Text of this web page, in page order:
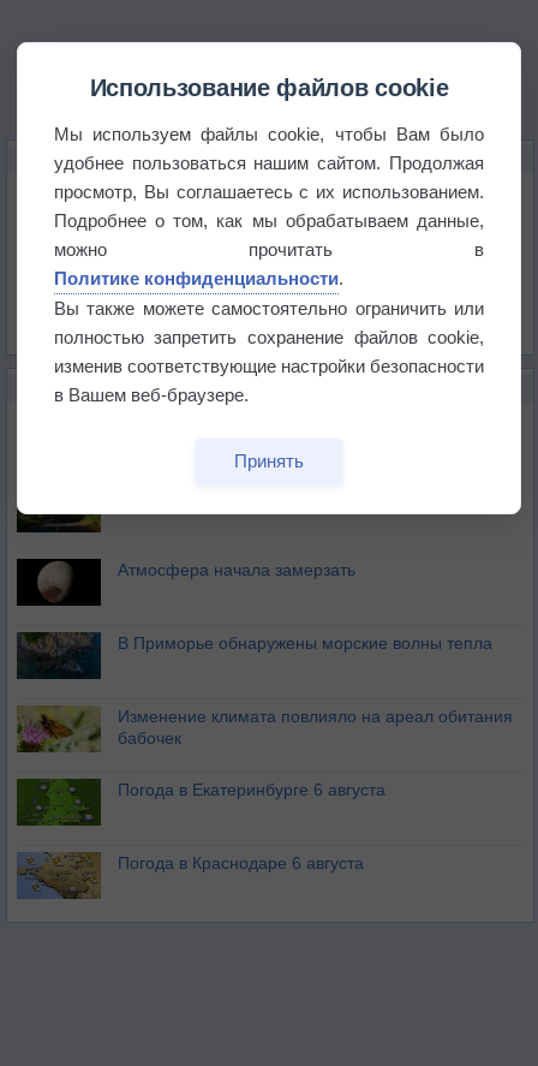
КАРТЫ ПОГОДЫ В БЕЛОЙ ЦЕРКВИ
Температура
Давление
Облачность
Список всех карт
НОВОЕ О ПОГОДЕ
Атмосфера начала замерзать
В Приморье обнаружены морские волны тепла
Изменение климата повлияло на ареал обитания
бабочек
Погода в Екатеринбурге 6 августа
Погода в Краснодаре 6 августа
Использование файлов cookie
Мы используем файлы cookie, чтобы Вам было
удобнее пользоваться нашим сайтом. Продолжая
просмотр, Вы соглашаетесь с их использованием.
Подробнее о том, как мы обрабатываем данные,
можно прочитать в
Политике конфиденциальности.
Вы также можете самостоятельно ограничить или
полностью запретить сохранение файлов cookie,
изменив соответствующие настройки безопасности
в Вашем веб-браузере.
Принять